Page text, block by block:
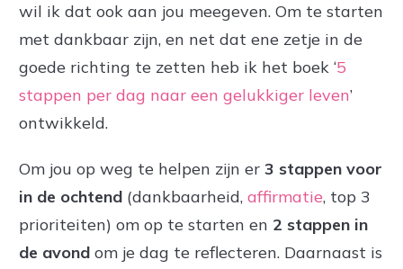
wil ik dat ook aan jou meegeven. Om te starten
met dankbaar zijn, en net dat ene zetje in de
goede richting te zetten heb ik het boek ‘5
stappen per dag naar een gelukkiger leven’
ontwikkeld.
Om jou op weg te helpen zijn er 3 stappen voor
in de ochtend (dankbaarheid, affirmatie, top 3
prioriteiten) om op te starten en 2 stappen in
de avond om je dag te reflecteren. Daarnaast is